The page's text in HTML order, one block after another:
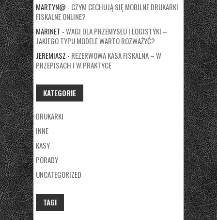
MARTYN@ - CZYM CECHUJĄ SIĘ MOBILNE DRUKARKI
FISKALNE ONLINE?
MARINET -WAGI DLA PRZEMYSŁU I LOGISTYKI –
JAKIEGO TYPU MODELE WARTO ROZWAŻYĆ?
JEREMIASZ - REZERWOWA KASA FISKALNA – W
PRZEPISACH I W PRAKTYCE
KATEGORIE
DRUKARKI
INNE
KASY
PORADY
UNCATEGORIZED
TAGI